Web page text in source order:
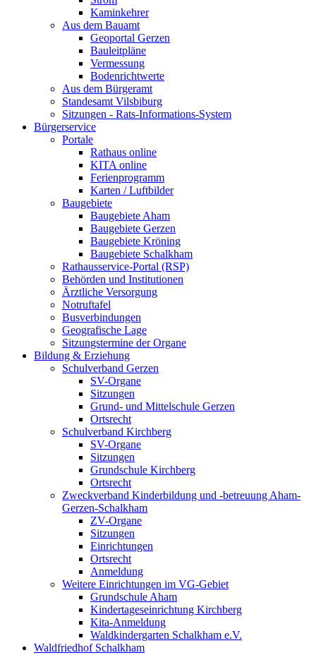
Kaminkehrer
Aus dem Bauamt
Geoportal Gerzen
Bauleitpläne
Vermessung
Bodenrichtwerte
Aus dem Bürgeramt
Standesamt Vilsbiburg
Sitzungen - Rats-Informations-System
Bürgerservice
Portale
Rathaus online
KITA online
Ferienprogramm
Karten / Luftbilder
Baugebiete
Baugebiete Aham
Baugebiete Gerzen
Baugebiete Kröning
Baugebiete Schalkham
Rathausservice-Portal (RSP)
Behörden und Institutionen
Ärztliche Versorgung
Notruftafel
Busverbindungen
Geografische Lage
Sitzungstermine der Organe
Bildung & Erziehung
Schulverband Gerzen
SV-Organe
Sitzungen
Grund- und Mittelschule Gerzen
Ortsrecht
Schulverband Kirchberg
SV-Organe
Sitzungen
Grundschule Kirchberg
Ortsrecht
Zweckverband Kinderbildung und -betreuung Aham-
Gerzen-Schalkham
ZV-Organe
Sitzungen
Einrichtungen
Ortsrecht
Anmeldung
Weitere Einrichtungen im VG-Gebiet
Grundschule Aham
Kindertageseinrichtung Kirchberg
Kita-Anmeldung
Waldkindergarten Schalkham e.V.
Waldfriedhof Schalkham